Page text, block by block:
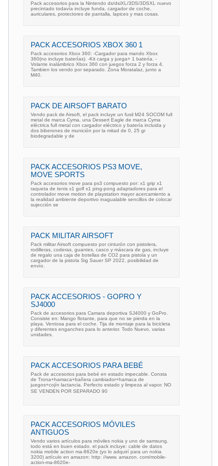
Pack accesorios para la Nintendo ds/dsiXL/3DS/3DSXL nuevo
precintado todavía incluye funda, cargador de coche,
auriculares, protectores de pantalla, lapices y mas cosas.
PACK ACCESORIOS XBOX 360 1
Pack accesorios Xbox 360: -Cargador para mando Xbox
360(no incluye baterías). -Kit carga y juega+ 1 batería. -
Volante inalámbrico Xbox 360 con juegos forza 2 y forza 4.
Tambien los vendo por separado. Zona Moratalaz, junto a
M40.
PACK DE AIRSOFT BARATO
Vendo pack de Airsoft, el pack incluye un fusil M24 SOCOM full
metal de marca Cyma, una Dessert Eagle de marca Cyma
eléctrica full metal con cargador eléctrico y batería incluida y
dos biberones de munición por la mitad de 0, 25 gr
biodegradable y de
PACK ACCESORIOS PS3 MOVE,
MOVE SPORTS
Pack accesorios move para ps3 compuesto por: x1 grip x1
raqueta de tenis x1 golf x1 ping-pong adaptadores para el
controlador move motion de playstation mayor acercamiento a
la realidad ambiente deportivo inagualable sencillos de colocar
sujección se
PACK MILITAR AIRSOFT
Pack militar Airsoft compuesto por cinturón con pistolera,
rodilleras, coderas, guantes, casco y máscara de gas, incluye
de regalo una caja de botellas de CO2 para pistola y un
cargador de la pistola Sig Sauer SP 2022, posibilidad de
envío.
PACK ACCESORIOS - GOPRO Y
SJ4000
Pack de accesorios para Camara deportiva SJ4000 y GoPro.
Consiste en: Mango flotante, para que no se pierda en la
playa. Ventosa para el coche. Tija de montaje para la bicicleta
y diferentes enganches para lo anterior. Todo Nuevo, varias
unidades.
PACK ACCESORIOS PARA BEBÉ
Pack de accesorios para bebé en estado impecable. Consta
de Trona+hamaca+bañera cambiador+hamaca de
juegos+cojín lactancia. Perfecto estado y limpeza al vapor. NO
SE VENDEN POR SEPARADO 90
PACK ACCESORIOS MÓVILES
ANTIGUOS
Vendo varios artículos para móviles nokia y uno de samsung.
todo está en buen estado. el pack incluye: cable de datos
nokia mobile action ma-8620e (yo lo adquirí para un nokia
3200) artículo en amazon: http: //www. amazon. com/mobile-
action-ma-8620e-